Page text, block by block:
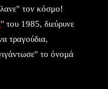
τον κόσμο!
'' του 1985, διεύρυνε
τραγούδια,
το όνομά